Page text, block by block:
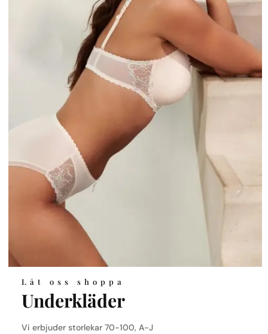
Låt oss shoppa
Underkläder
Vi erbjuder storlekar 70-100, A-J